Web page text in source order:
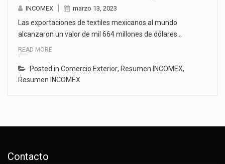
El superávit comercial de México con Estados Unidos alcanzó 102,581 millones de dólares (mdd) en…
INCOMEX marzo 13, 2023
Las exportaciones de textiles mexicanos al mundo
alcanzaron un valor de mil 664 millones de dólares…
READ MORE
Posted in Comercio Exterior, Resumen INCOMEX,
Resumen INCOMEX
Contacto